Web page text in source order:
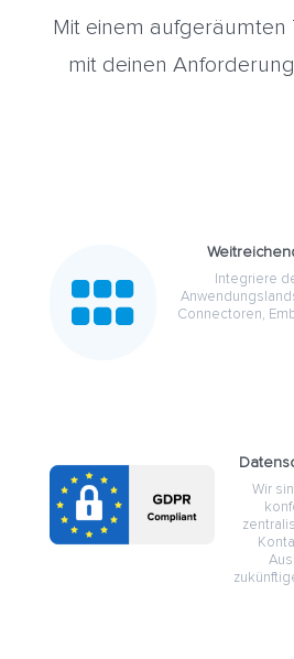
Mit einem aufgeräumten
mit deinen

Integriere
Connectoren,
Wir